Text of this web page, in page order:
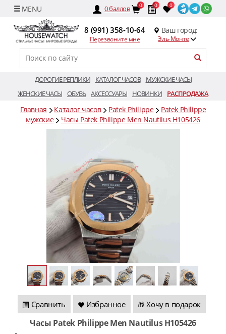
0баллов 0 0 0
8 (991) 358-10-64
Перезвоните мне
Ваш город:
Эль-Монте
ДОРОГИЕ РЕПЛИКИ КАТАЛОГ ЧАСОВ
МУЖСКИЕ ЧАСЫ
ЖЕНСКИЕ ЧАСЫ ОБУВЬ АКСЕССУАРЫ НОВИНКИ РАСПРОДАЖА
Главная Каталог часов Patek Philippe
Patek Philippe
мужские
Часы Patek Philippe Men Nautilus H105426
Сравнить Избранное 🎁 Хочу в подарок
Часы Patek Philippe Men Nautilus H105426